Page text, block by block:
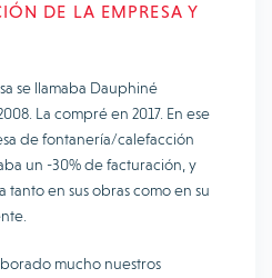
DE LA EMPRESA Y
se llamaba Dauphiné
La compré en 2017. En ese
de fontanería/calefacción
un -30% de facturación, y
en sus obras como en su
mucho nuestros